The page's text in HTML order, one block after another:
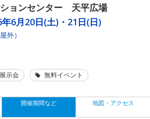
ョンセンター 天平広場
年6月20日(土)・21日(日)
外）
示会 無料イベント
開催期間など 地図・アクセス